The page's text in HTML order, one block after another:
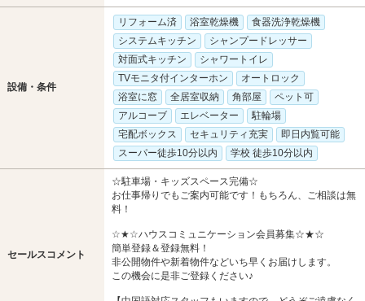
設備・条件
リフォーム済 浴室乾燥機
食器洗浄乾燥機
システムキッチン
シャンプードレッサー
対面式キッチン
シャワートイレ
TVモニタ付インターホン
オートロック
浴室に窓
全居室収納 角部屋
ペット可
アルコーブ
エレベーター
駐輪場
宅配ボックス
セキュリティ充実
即日内覧可能
スーパー徒歩10分以内
学校 徒歩10分以内
セールスコメント
☆駐車場・キッズスペース完備☆
お仕事帰りでもご案内可能です！もちろん、ご相談は無
料！
☆★☆ハウスコミュニケーション会員募集☆★☆
簡単登録＆登録無料！
非公開物件や新着物件などいち早くお届けします。
この機会に是非ご登録ください♪